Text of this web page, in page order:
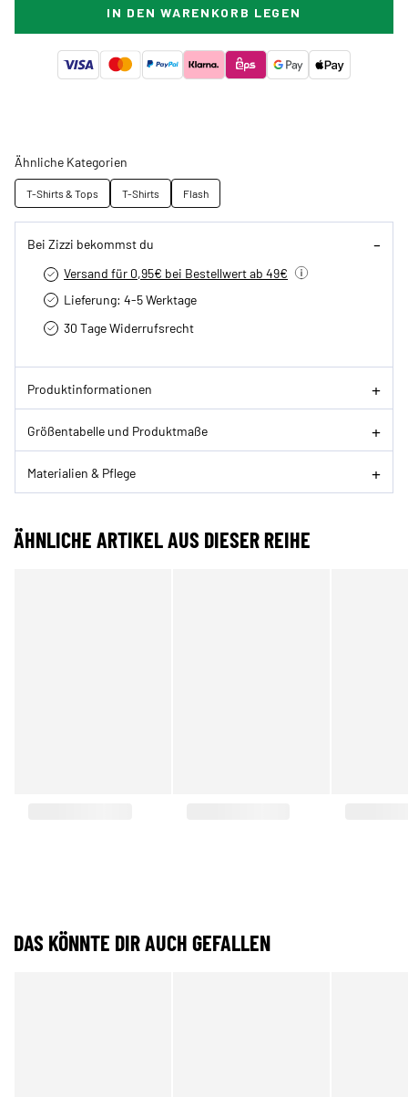
IN DEN WARENKORB LEGEN
Ähnliche Kategorien
T-Shirts & Tops T-Shirts Flash
Bei Zizzi bekommst du
Versand für 0,95€ bei Bestellwert ab 49€
Lieferung: 4-5 Werktage
30 Tage Widerrufsrecht
Produktinformationen
Größentabelle und Produktmaße
Materialien & Pflege
ÄHNLICHE ARTIKEL AUS DIESER REIHE
DAS KÖNNTE DIR AUCH GEFALLEN